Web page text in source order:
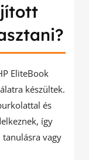
EliteBook
készültek.
és
így
vagy